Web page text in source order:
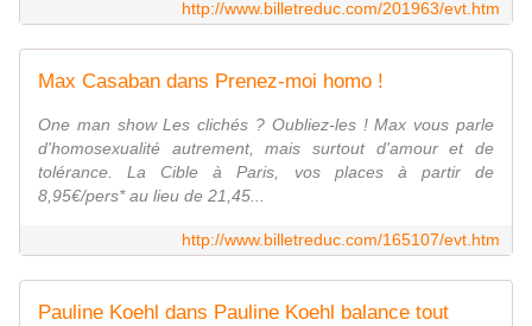
http://www.billetreduc.com/201963/evt.htm
Max Casaban dans Prenez-moi homo !
One man show Les clichés ? Oubliez-les ! Max vous parle
d'homosexualité autrement, mais surtout d'amour et de
tolérance. La Cible à Paris, vos places à partir de
8,95€/pers* au lieu de 21,45...
http://www.billetreduc.com/165107/evt.htm
Pauline Koehl dans Pauline Koehl balance tout